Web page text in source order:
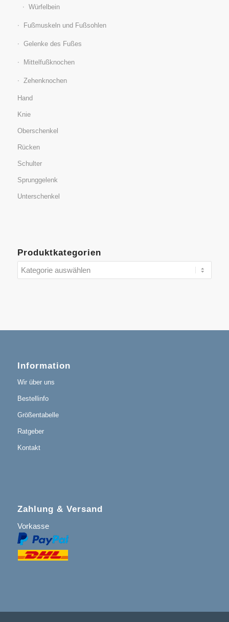
Würfelbein
Fußmuskeln und Fußsohlen
Gelenke des Fußes
Mittelfußknochen
Zehenknochen
Hand
Knie
Oberschenkel
Rücken
Schulter
Sprunggelenk
Unterschenkel
Produktkategorien
Information
Wir über uns
Bestellinfo
Größentabelle
Ratgeber
Kontakt
Zahlung & Versand
Vorkasse